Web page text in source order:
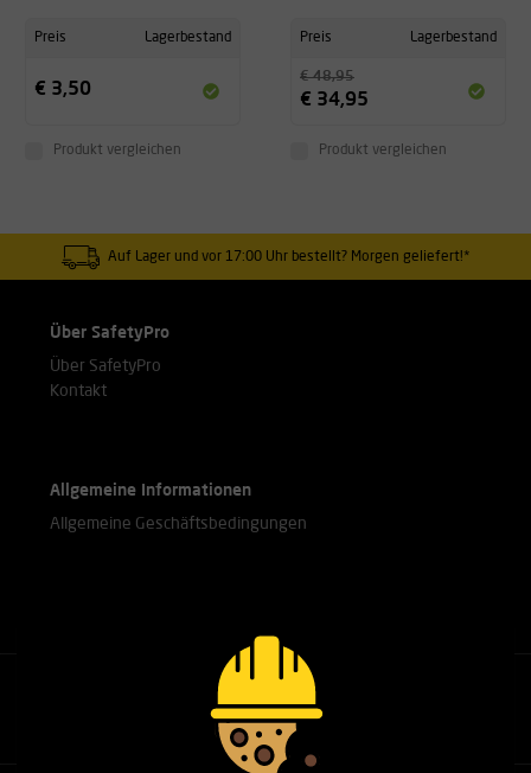
Preis Lagerbestand
€ 3,50
Produkt vergleichen
Preis Lagerbestand
€ 48,95
€ 34,95
Produkt vergleichen
Auf Lager und vor 17:00 Uhr bestellt? Morgen geliefert!*
Über SafetyPro
Über SafetyPro
Kontakt
Allgemeine Informationen
Allgemeine Geschäftsbedingungen
Rufen Sie unsere Experten an.
+31(0)76 751 25 18